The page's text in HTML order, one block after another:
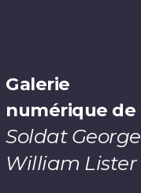
Galerie
numérique de
Soldat George
William Lister